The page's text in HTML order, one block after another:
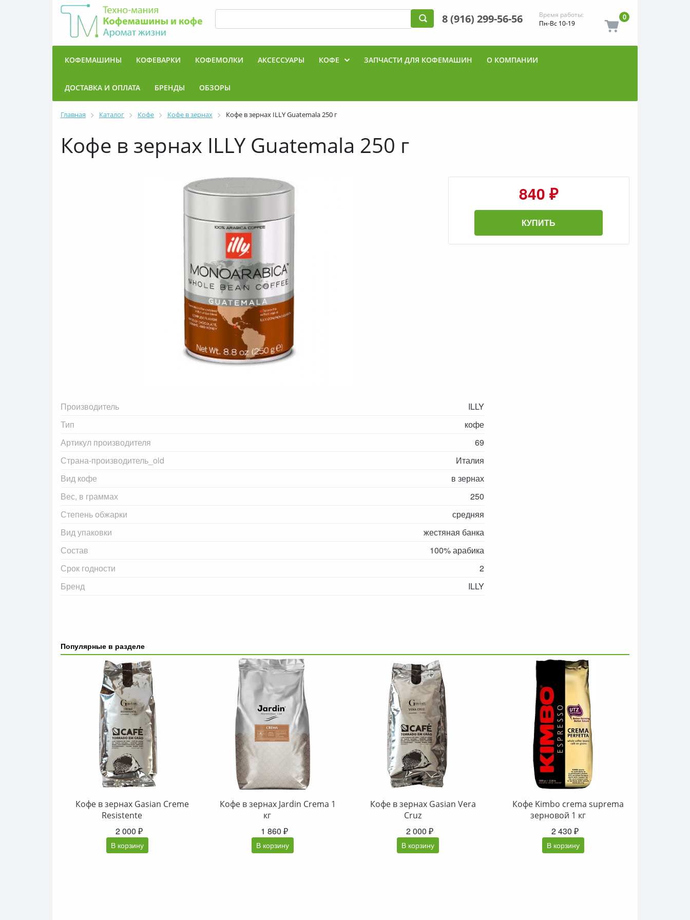
0
8 (916) 299-56-56
Время работы:
Пн-Вс 10-19
КОФЕМАШИНЫ КОФЕВАРКИ КОФЕМОЛКИ АКСЕССУАРЫ КОФЕ ЗАПЧАСТИ ДЛЯ КОФЕМАШИН О КОМПАНИИ
ДОСТАВКА И ОПЛАТА БРЕНДЫ ОБЗОРЫ
Главная Каталог Кофе Кофе в зернах Кофе в зернах ILLY Guatemala 250 г
Кофе в зернах ILLY Guatemala 250 г
840 ₽
КУПИТЬ
Производитель
ILLY
Тип
кофе
Артикул производителя
69
Страна-производитель_old
Италия
Вид кофе
в зернах
Вес, в граммах
250
Степень обжарки
средняя
Вид упаковки
жестяная банка
Состав
100% арабика
Срок годности
2
Бренд
ILLY
Популярные в разделе
Кофе в зернах Gasian Creme
Resistente
2 000 ₽
В корзину
Кофе в зернах Jardin Crema 1
кг
1 860 ₽
В корзину
Кофе в зернах Gasian Vera
Cruz
2 000 ₽
В корзину
Кофе Kimbo crema suprema
зерновой 1 кг
2 430 ₽
В корзину